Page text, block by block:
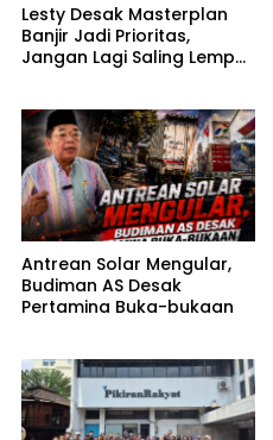
Lesty Desak Masterplan
Banjir Jadi Prioritas,
Jangan Lagi Saling Lempar
Antrean Solar Mengular,
Budiman AS Desak
Pertamina Buka-bukaan